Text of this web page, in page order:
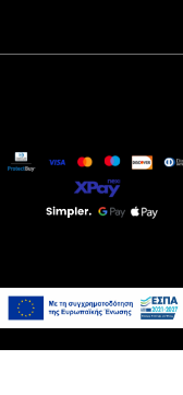
Προσθήκη στο